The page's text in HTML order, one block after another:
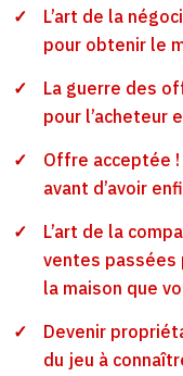
L’art de la
pour obtenir le
La guerre des
pour l’acheteur
Offre acceptée
avant d’avoir
L’art de la
ventes passées
la maison que
Devenir
du jeu à